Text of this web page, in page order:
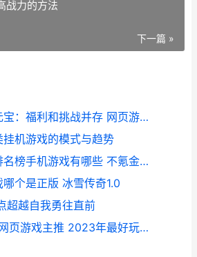
战力的方法
下一篇 »
反常网页游戏送元宝：福利和挑战并存 网页游戏返利网
机游戏的模式与趋势
无氪金平民游戏排名榜手机游戏有哪些 不氪金的好玩游戏
个是正版 冰雪传奇1.0
超越自我勇往直前
2023年最好玩的网页游戏主推 2023年最好玩的网游